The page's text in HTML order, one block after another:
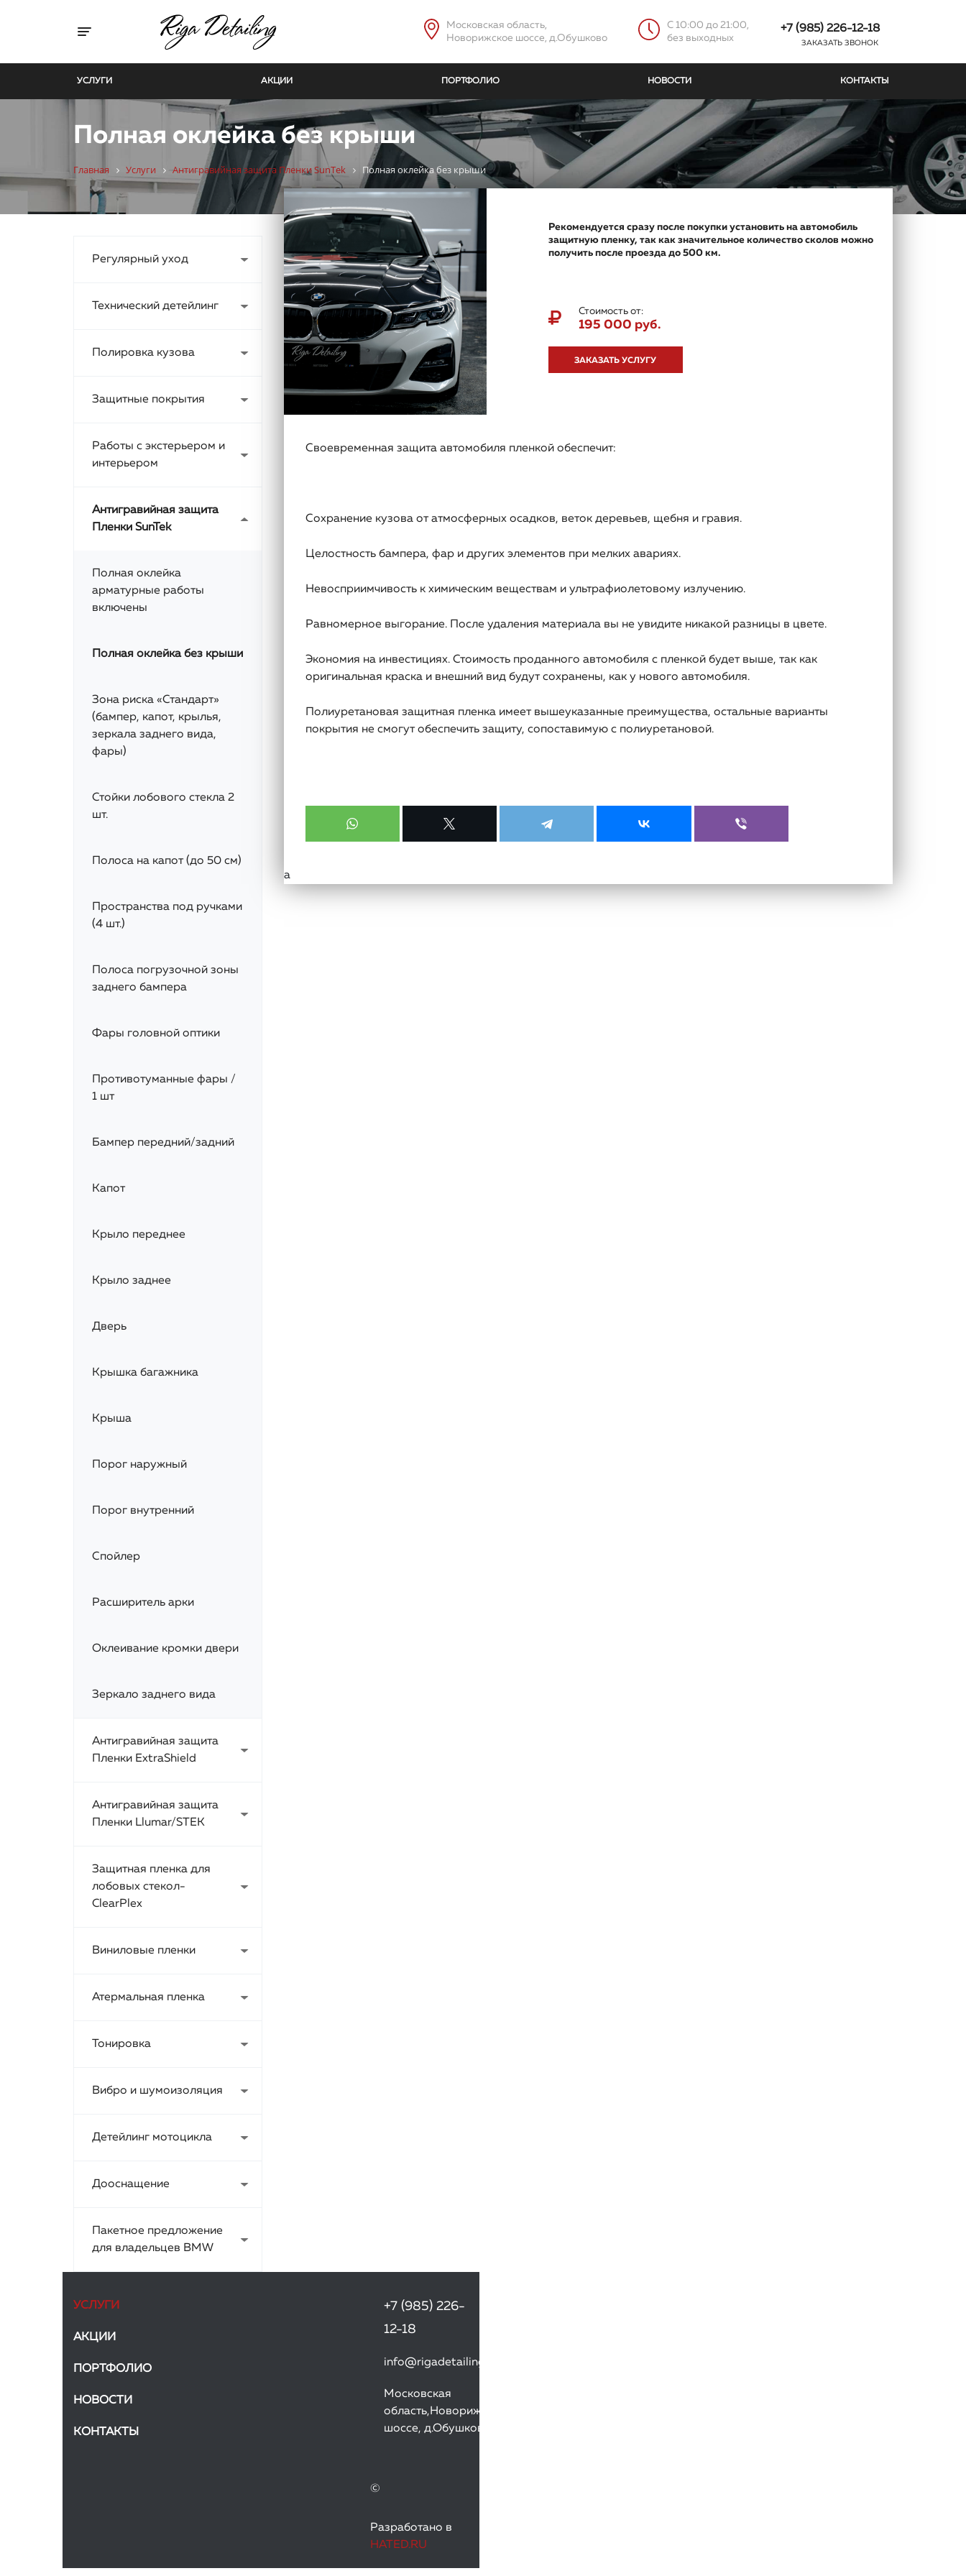
Toggle navigation
Московская область,
Новорижское шоссе, д.Обушково
C 10:00 до 21:00,
без выходных
+7 (985) 226-12-18
ЗАКАЗАТЬ ЗВОНОК
УСЛУГИ АКЦИИ ПОРТФОЛИО НОВОСТИ КОНТАКТЫ
Полная оклейка без крыши
Главная Услуги Антигравийная защита Пленки SunTek Полная оклейка без крыши
Регулярный уход
Технический детейлинг
Полировка кузова
Защитные покрытия
Работы с экстерьером и
интерьером
Антигравийная защита
Пленки SunTek
Полная оклейка
арматурные работы
включены
Полная оклейка без крыши
Зона риска «Стандарт»
(бампер, капот, крылья,
зеркала заднего вида,
фары)
Стойки лобового стекла 2
шт.
Полоса на капот (до 50 см)
Пространства под ручками
(4 шт.)
Полоса погрузочной зоны
заднего бампера
Фары головной оптики
Противотуманные фары /
1 шт
Бампер передний/задний
Капот
Крыло переднее
Крыло заднее
Дверь
Крышка багажника
Крыша
Порог наружный
Порог внутренний
Спойлер
Расширитель арки
Оклеивание кромки двери
Зеркало заднего вида
Антигравийная защита
Пленки ExtraShield
Антигравийная защита
Пленки Llumar/STEK
Защитная пленка для
лобовых стекол-
ClearPlex
Виниловые пленки
Атермальная пленка
Тонировка
Вибро и шумоизоляция
Детейлинг мотоцикла
Дооснащение
Пакетное предложение
для владельцев BMW
Рекомендуется сразу после покупки установить на автомобиль
защитную пленку, так как значительное количество сколов можно
получить после проезда до 500 км.
Стоимость от:
195 000 руб.
ЗАКАЗАТЬ УСЛУГУ
Своевременная защита автомобиля пленкой обеспечит:
Сохранение кузова от атмосферных осадков, веток деревьев, щебня и гравия.
Целостность бампера, фар и других элементов при мелких авариях.
Невосприимчивость к химическим веществам и ультрафиолетовому излучению.
Равномерное выгорание. После удаления материала вы не увидите никакой разницы в цвете.
Экономия на инвестициях. Стоимость проданного автомобиля с пленкой будет выше, так как
оригинальная краска и внешний вид будут сохранены, как у нового автомобиля.
Полиуретановая защитная пленка имеет вышеуказанные преимущества, остальные варианты
покрытия не смогут обеспечить защиту, сопоставимую с полиуретановой.
а
УСЛУГИ
АКЦИИ
ПОРТФОЛИО
НОВОСТИ
КОНТАКТЫ
+7 (985) 226-
12-18
info@rigadetailing.ru
Московская
область,Новорижское
шоссе, д.Обушково
©
Разработано в
HATED.RU